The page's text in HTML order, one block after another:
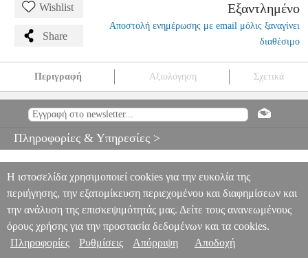
Wishlist
Share
Εξαντλημένο
Αποστολή ενημέρωσης με email μόλις ξαναγίνει
διαθέσιμο
Περιγραφή Αξιολόγηση Σχετικά
(BOOK III) MSC.601127
BROEKMANS
TOPPER - A MODERN APPROACH TO THE GUITAR (BOOK
Πληροφορίες & Υπηρεσίες >
Η ιστοσελίδα χρησιμοποιεί cookies για την ευκολία της
περιήγησης, την εξατομίκευση περιεχομένου και διαφημίσεων και
την ανάλυση της επισκεψιμότητάς μας. Δείτε τους ανανεωμένους
όρους χρήσης για την προστασία δεδομένων και τα cookies.
Πληροφορίες
Ρυθμίσεις Απόρριψη Αποδοχή